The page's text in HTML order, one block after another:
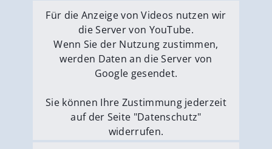
Für die Anzeige von Videos nutzen wir
die Server von YouTube.
Wenn Sie der Nutzung zustimmen,
werden Daten an die Server von
Google gesendet.
Sie können Ihre Zustimmung jederzeit
auf der Seite "Datenschutz"
widerrufen.